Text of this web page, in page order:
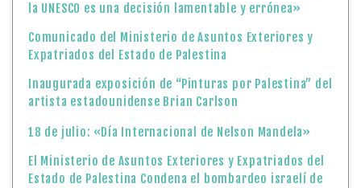
la UNESCO es una decisión lamentable y errónea»
Comunicado del Ministerio de Asuntos Exteriores y
Expatriados del Estado de Palestina
Inaugurada exposición de “Pinturas por Palestina” del
artista estadounidense Brian Carlson
18 de julio: «Día Internacional de Nelson Mandela»
El Ministerio de Asuntos Exteriores y Expatriados del
Estado de Palestina Condena el bombardeo israelí de